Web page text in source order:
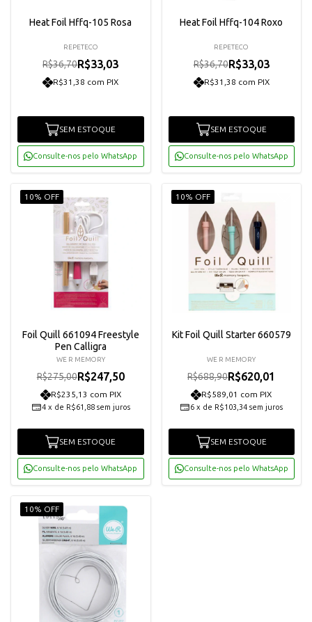
Heat Foil Hffq-105 Rosa
REPETECO
R$36,70R$33,03
R$31,38 com PIX
SEM ESTOQUE
Consulte-nos pelo WhatsApp
Heat Foil Hffq-104 Roxo
REPETECO
R$36,70R$33,03
R$31,38 com PIX
SEM ESTOQUE
Consulte-nos pelo WhatsApp
10% OFF
Foil Quill 661094 Freestyle
Pen Calligra
WE R MEMORY
R$275,00R$247,50
R$235,13 com PIX
4 x de R$61,88 sem juros
SEM ESTOQUE
Consulte-nos pelo WhatsApp
10% OFF
Kit Foil Quill Starter 660579
WE R MEMORY
R$688,90R$620,01
R$589,01 com PIX
6 x de R$103,34 sem juros
SEM ESTOQUE
Consulte-nos pelo WhatsApp
10% OFF